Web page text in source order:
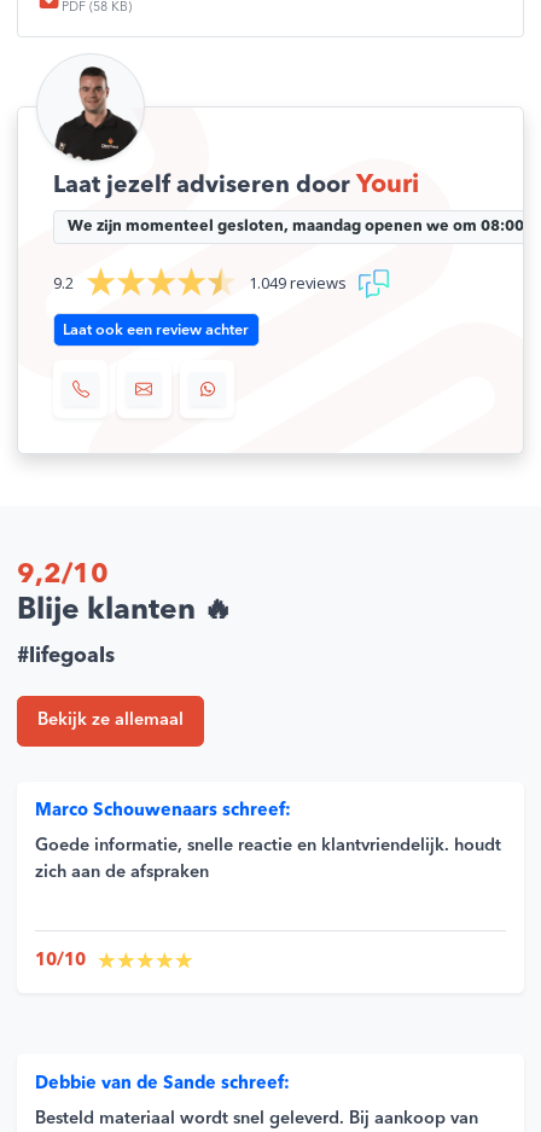
PDF (58 KB)
Laat jezelf adviseren door Youri
We zijn momenteel gesloten, maandag openen we om 08:00
9.2 1.049 reviews
Laat ook een review achter
9,2/10
Blije klanten 🔥
#lifegoals
Bekijk ze allemaal
Marco Schouwenaars schreef:
Goede informatie, snelle reactie en klantvriendelijk. houdt
zich aan de afspraken
10/10
Debbie van de Sande schreef:
Besteld materiaal wordt snel geleverd. Bij aankoop van